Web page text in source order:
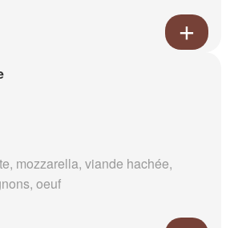
mozzarella, viande hachée,
oeuf